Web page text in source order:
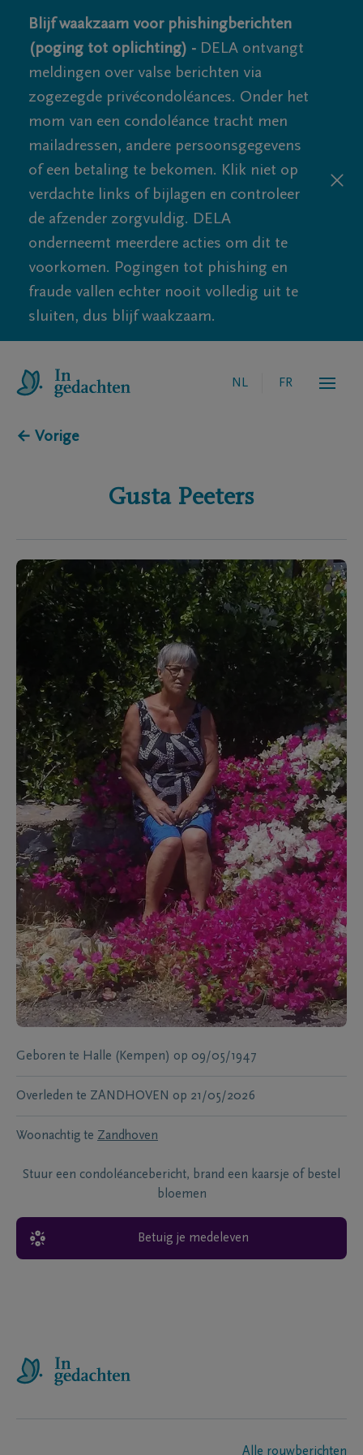
Blijf waakzaam voor phishingberichten
(poging tot oplichting) - DELA ontvangt
meldingen over valse berichten via
zogezegde privécondoléances. Onder het
mom van een condoléance tracht men
mailadressen, andere persoonsgegevens
of een betaling te bekomen. Klik niet op
verdachte links of bijlagen en controleer
de afzender zorgvuldig. DELA
onderneemt meerdere acties om dit te
voorkomen. Pogingen tot phishing en
fraude vallen echter nooit volledig uit te
sluiten, dus blijf waakzaam.
NL FR
← Vorige
Gusta Peeters
Geboren te Halle (Kempen) op 09/05/1947
Overleden te ZANDHOVEN op 21/05/2026
Woonachtig te Zandhoven
Stuur een condoléancebericht, brand een kaarsje of bestel
bloemen
Betuig je medeleven
Alle rouwberichten